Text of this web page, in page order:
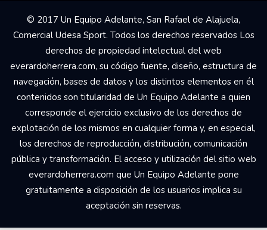
© 2017 Un Equipo Adelante, San Rafael de Alajuela,
Comercial Udesa Sport. Todos los derechos reservados Los
derechos de propiedad intelectual del web
everardoherrera.com, su código fuente, diseño, estructura de
navegación, bases de datos y los distintos elementos en él
contenidos son titularidad de Un Equipo Adelante a quien
corresponde el ejercicio exclusivo de los derechos de
explotación de los mismos en cualquier forma y, en especial,
los derechos de reproducción, distribución, comunicación
pública y transformación. El acceso y utilización del sitio web
everardoherrera.com que Un Equipo Adelante pone
gratuitamente a disposición de los usuarios implica su
aceptación sin reservas.